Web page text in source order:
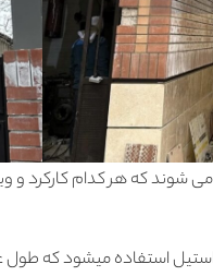
شوند که هر کدام کارکرد و
استیل استفاده میشود که طول